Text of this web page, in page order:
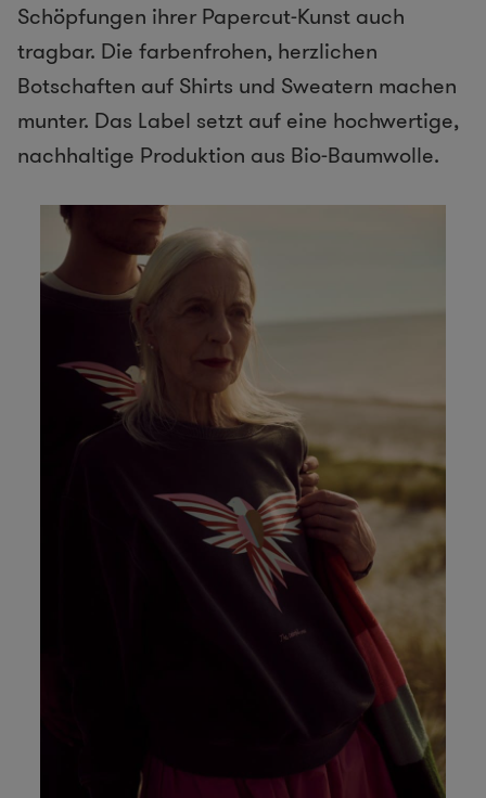
Schöpfungen ihrer Papercut-Kunst auch
tragbar. Die farbenfrohen, herzlichen
Botschaften auf Shirts und Sweatern machen
munter. Das Label setzt auf eine hochwertige,
nachhaltige Produktion aus Bio-Baumwolle.